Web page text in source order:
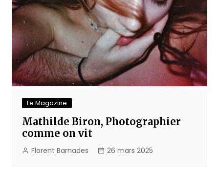
Le Magazine
Mathilde Biron, Photographier
comme on vit
Florent Barnades 26 mars 2025